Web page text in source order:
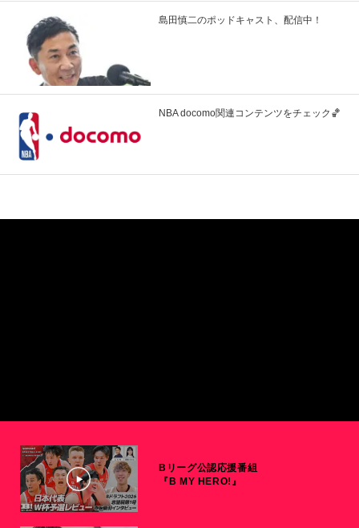
島田慎二のポッドキャスト、配信中！
NBA docomo関連コンテンツをチェック🏀
Bリーグ公認応援番組
『B MY HERO!』